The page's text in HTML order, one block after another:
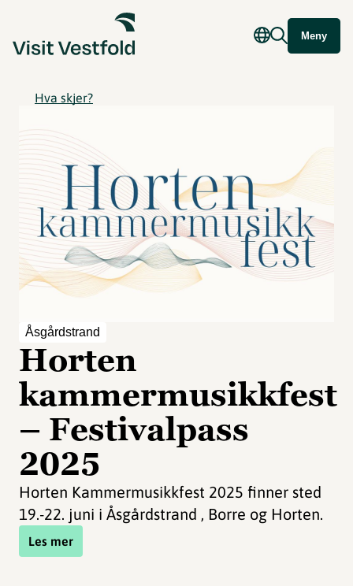
Meny
Hva skjer?
Åsgårdstrand
Horten
kammermusikkfest
– Festivalpass
2025
Horten Kammermusikkfest 2025 finner sted
19.-22. juni i Åsgårdstrand , Borre og Horten.
Les mer